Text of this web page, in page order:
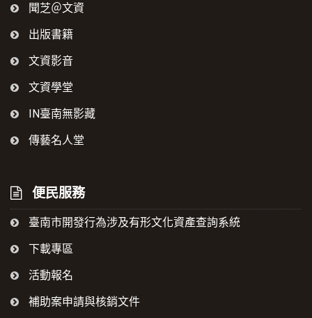
聞芝＠文資
出版書籍
文資影音
文資學堂
IN臺南無影藏
傳藝名人堂
便民服務
臺南市開發行為涉及有形文化資產查詢系統
下載專區
活動報名
補助案申請與核銷文件